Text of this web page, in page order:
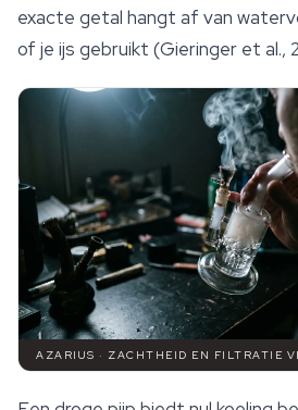
exacte getal hangt af van
of je ijs gebruikt (Gieringer et al.,
AZARIUS · ZACHTHEID EN FILTRATIE